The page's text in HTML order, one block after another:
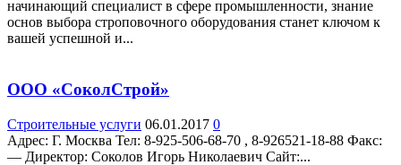
начинающий специалист в сфере промышленности, знание
основ выбора строповочного оборудования станет ключом к
вашей успешной и...
ООО «СоколСтрой»
Строительные услуги 06.01.2017 0
Адрес: Г. Москва Teл: 8-925-506-68-70 , 8-926521-18-88 Факс:
— Директор: Соколов Игорь Николаевич Сайт:...